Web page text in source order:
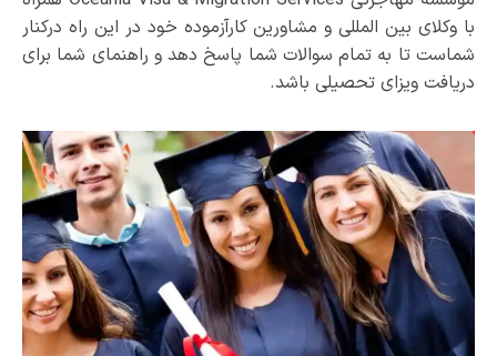
با وکلای بین­ المللی و مشاورین کارآزموده خود در این راه درکنار
شماست تا به تمام سوالات شما پاسخ دهد و راهنمای شما برای
دریافت ویزای تحصیلی باشد.